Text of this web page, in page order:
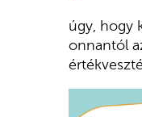
úgy, hogy
onnantól